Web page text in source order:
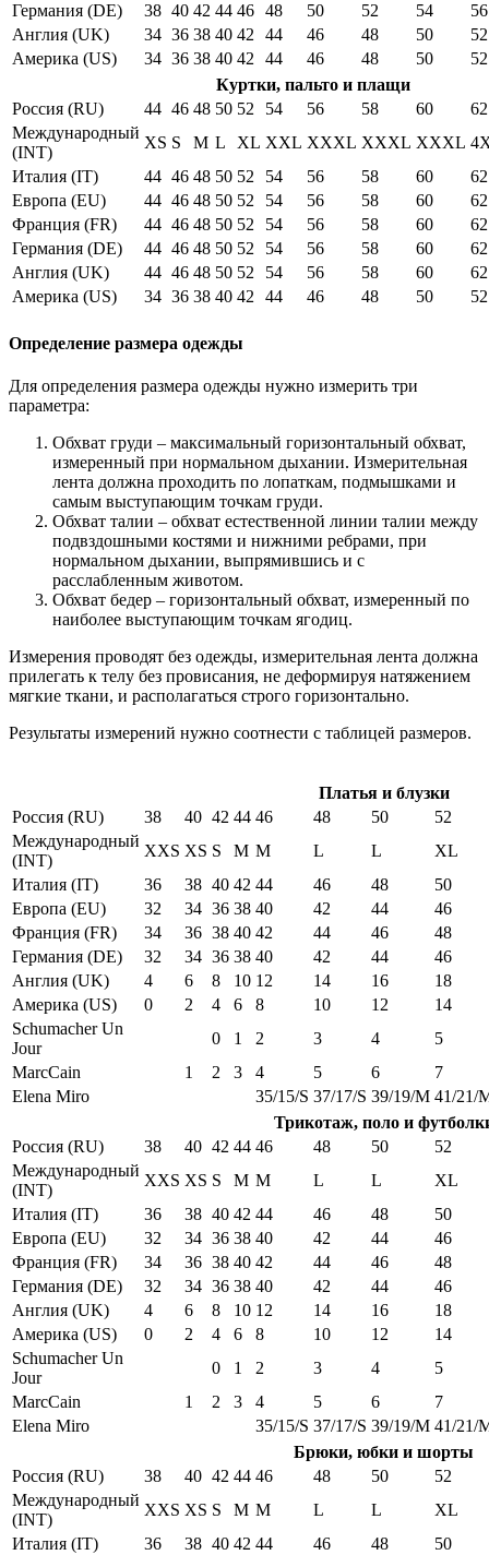
Германия (DE)
38 40 42 44 46 48 50 52 54
56
Англия (UK)
34 36 38 40 42 44 46 48 50
52
Америка (US)
34 36 38 40 42 44 46 48 50
52
Куртки, пальто и плащи
Россия (RU)
44 46 48 50 52 54 56 58 60
62
Международный
(INT)
XS S M L XL XXL XXXL XXXL XXXL
Италия (IT)
44 46 48 50 52 54 56 58 60
62
Европа (EU)
44 46 48 50 52 54 56 58 60
62
Франция (FR)
44 46 48 50 52 54 56 58 60
62
Германия (DE)
44 46 48 50 52 54 56 58 60
62
Англия (UK)
44 46 48 50 52 54 56 58 60
62
Америка (US)
34 36 38 40 42 44 46 48 50 52
Определение размера одежды
Для определения размера одежды нужно измерить три
параметра:
Обхват груди – максимальный горизонтальный обхват,
измеренный при нормальном дыхании. Измерительная
лента должна проходить по лопаткам, подмышками и
самым выступающим точкам груди.
Обхват талии – обхват естественной линии талии между
подвздошными костями и нижними ребрами, при
нормальном дыхании, выпрямившись и с
расслабленным животом.
Обхват бедер – горизонтальный обхват, измеренный по
наиболее выступающим точкам ягодиц.
Измерения проводят без одежды, измерительная лента должна
прилегать к телу без провисания, не деформируя натяжением
мягкие ткани, и располагаться строго горизонтально.
Результаты измерений нужно соотнести с таблицей размеров.
Платья и блузки
Россия (RU)
38 40 42 44 46 48 50
52
Международный
(INT)
XXS XS S M M L L
XL
Италия (IT)
36 38 40 42 44 46 48
50
Европа (EU)
32 34 36 38 40 42 44
46
Франция (FR)
34 36 38 40 42 44 46
48
Германия (DE)
32 34 36 38 40 42 44
46
Англия (UK)
4 6 8 10 12 14 16
18
Америка (US)
0 2 4 6 8 10 12
14
Schumacher Un
Jour
0 1 2 3 4
5
MarcCain
1 2 3 4 5 6
7
Elena Miro
35/15/S 37/17/S 39/19/M 41/21/
Трикотаж, поло и
Россия (RU)
38 40 42 44 46 48 50
52
Международный
(INT)
XXS XS S M M L L
XL
Италия (IT)
36 38 40 42 44 46 48
50
Европа (EU)
32 34 36 38 40 42 44
46
Франция (FR)
34 36 38 40 42 44 46
48
Германия (DE)
32 34 36 38 40 42 44
46
Англия (UK)
4 6 8 10 12 14 16
18
Америка (US)
0 2 4 6 8 10 12
14
Schumacher Un
Jour
0 1 2 3 4
5
MarcCain
1 2 3 4 5 6
7
Elena Miro
35/15/S 37/17/S 39/19/M 41/21/
Брюки, юбки и шорты
Россия (RU)
38 40 42 44 46 48 50
52
Международный
(INT)
XXS XS S M M L L
XL
Италия (IT)
36 38 40 42 44 46 48
50